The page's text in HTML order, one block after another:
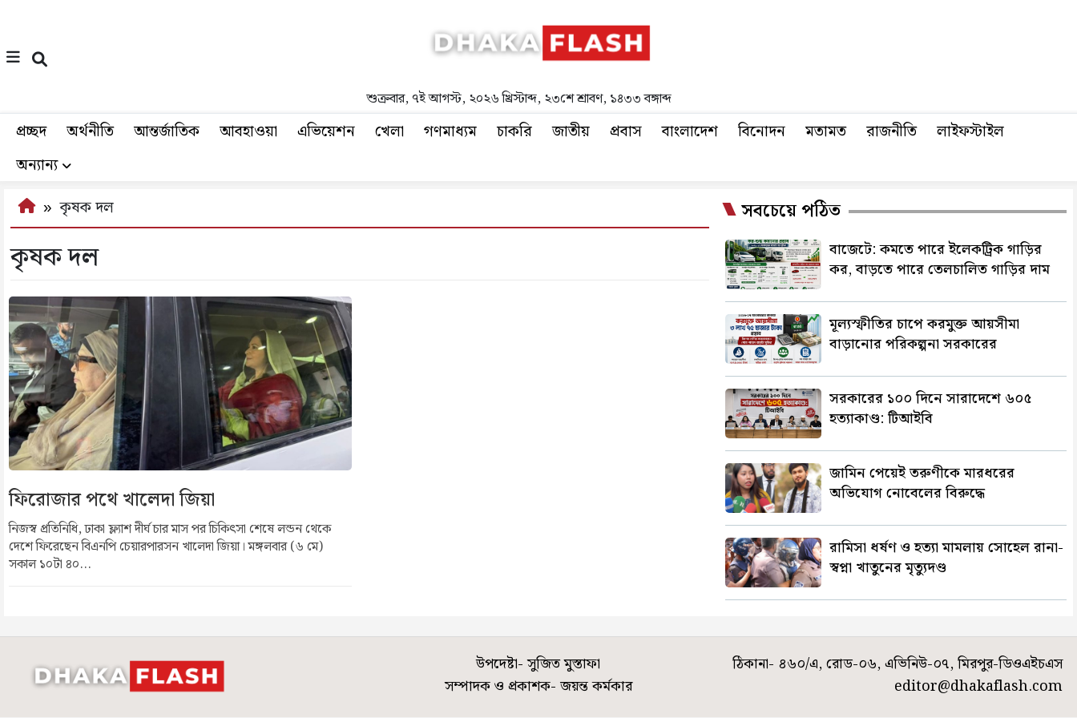
শুক্রবার,৭ই আগস্ট, ২০২৬ খ্রিস্টাব্দ,২৩শে শ্রাবণ, ১৪৩৩ বঙ্গাব্দ
প্রচ্ছদ অর্থনীতি আন্তর্জাতিক আবহাওয়া এভিয়েশন খেলা গণমাধ্যম চাকরি জাতীয় প্রবাস বাংলাদেশ বিনোদন মতামত রাজনীতি
লাইফস্টাইল
অন্যান্য
কৃষক দল
কৃষক দল
ফিরোজার পথে খালেদা জিয়া
নিজস্ব প্রতিনিধি, ঢাকা ফ্ল্যাশ দীর্ঘ চার মাস পর চিকিৎসা শেষে লন্ডন থেকে
দেশে ফিরেছেন বিএনপি চেয়ারপারসন খালেদা জিয়া। মঙ্গলবার (৬ মে)
সকাল ১০টা ৪০...
সবচেয়ে পঠিত
বাজেটে: কমতে পারে ইলেকট্রিক গাড়ির
কর, বাড়তে পারে তেলচালিত গাড়ির দাম
মূল্যস্ফীতির চাপে করমুক্ত আয়সীমা
বাড়ানোর পরিকল্পনা সরকারের
সরকারের ১০০ দিনে সারাদেশে ৬০৫
হত্যাকাণ্ড: টিআইবি
জামিন পেয়েই তরুণীকে মারধরের
অভিযোগ নোবেলের বিরুদ্ধে
রামিসা ধর্ষণ ও হত্যা মামলায় সোহেল রানা-
স্বপ্না খাতুনের মৃত্যুদণ্ড
উপদেষ্টা- সুজিত মুস্তাফা
সম্পাদক ও প্রকাশক- জয়ন্ত কর্মকার
ঠিকানা- ৪৬০/এ, রোড-০৬, এভিনিউ-০৭, মিরপুর-ডিওএইচএস
editor@dhakaflash.com